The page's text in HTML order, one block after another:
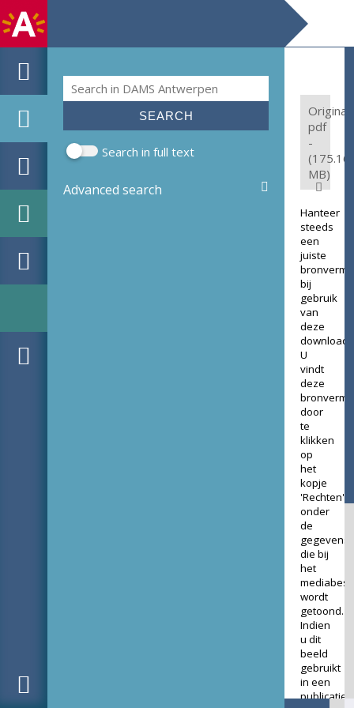
Search form
Search
Search in full text
Advanced search
Original:
pdf
-
(175.16
MB)
Hanteer
steeds
een
juiste
bij
gebruik
van
deze
download.
U
vindt
deze
door
te
klikken
op
het
kopje
'Rechten'
onder
de
gegevens
die bij
het
wordt
getoond.
Indien
u dit
beeld
gebruikt
in een
publicatie,